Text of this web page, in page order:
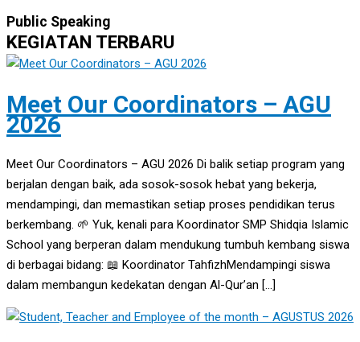
Public Speaking
KEGIATAN TERBARU
Meet Our Coordinators – AGU
2026
Meet Our Coordinators – AGU 2026 Di balik setiap program yang
berjalan dengan baik, ada sosok-sosok hebat yang bekerja,
mendampingi, dan memastikan setiap proses pendidikan terus
berkembang. 🌱 Yuk, kenali para Koordinator SMP Shidqia Islamic
School yang berperan dalam mendukung tumbuh kembang siswa
di berbagai bidang: 📖 Koordinator TahfizhMendampingi siswa
dalam membangun kedekatan dengan Al-Qur’an […]